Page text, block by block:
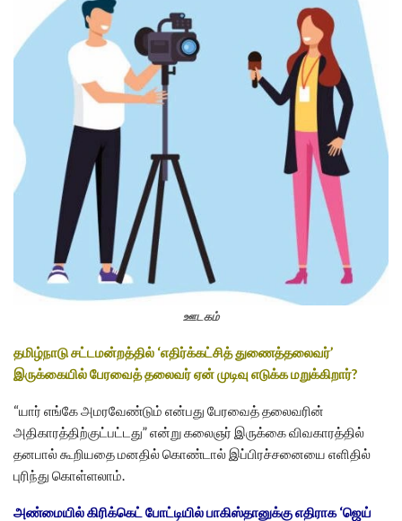
ஊடகம்
தமிழ்நாடு சட்டமன்றத்தில் ‘எதிர்க்கட்சித் துணைத்தலைவர்’
இருக்கையில் பேரவைத் தலைவர் ஏன் முடிவு எடுக்க மறுக்கிறார்?
“யார் எங்கே அமரவேண்டும் என்பது பேரவைத் தலைவரின்
அதிகாரத்திற்குட்பட்டது” என்று கலைஞர் இருக்கை விவகாரத்தில்
தனபால் கூறியதை மனதில் கொண்டால் இப்பிரச்சனையை எளிதில்
புரிந்து கொள்ளலாம்.
அண்மையில் கிரிக்கெட் போட்டியில் பாகிஸ்தானுக்கு எதிராக ‘ஜெய்